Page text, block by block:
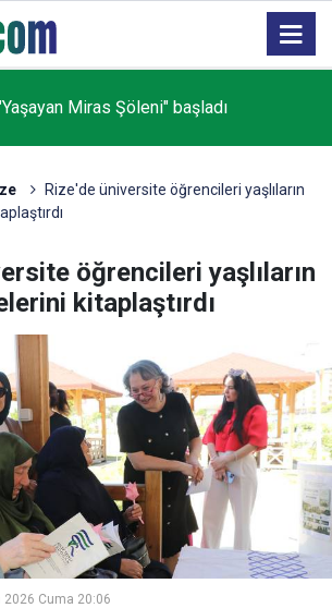
Miras Şöleni" başladı
Rize'de üniversite öğrencileri yaşlıların
öğrencileri yaşlıların
kitaplaştırdı
2026 Cuma 20:06